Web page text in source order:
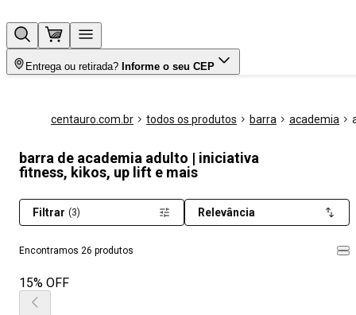
Entrega ou retirada? Informe o seu CEP
centauro.com.br todos os produtos barra academia
barra de academia adulto | iniciativa
fitness, kikos, up lift e mais
Encontramos 26 produtos
Filtrar (3) Relevância
15% OFF